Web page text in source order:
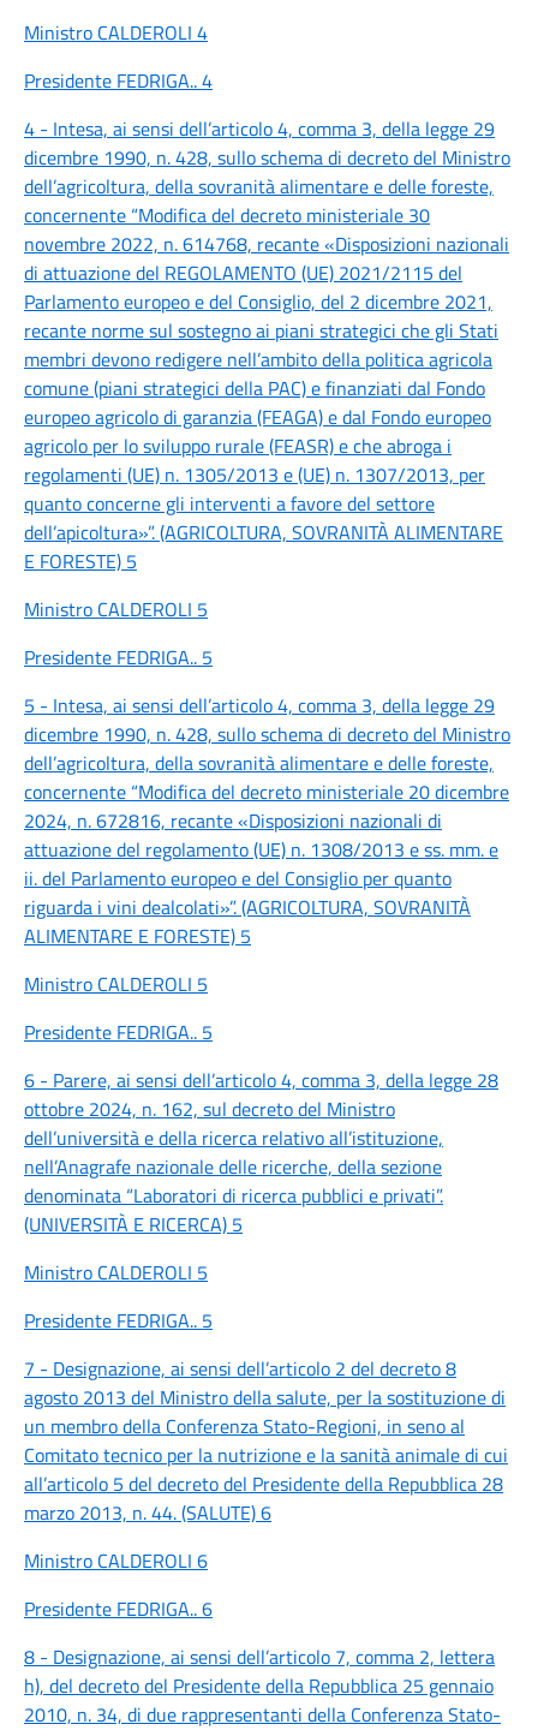
Ministro CALDEROLI 4
Presidente FEDRIGA.. 4
4 - Intesa, ai sensi dell’articolo 4, comma 3, della legge 29
dicembre 1990, n. 428, sullo schema di decreto del Ministro
dell’agricoltura, della sovranità alimentare e delle foreste,
concernente “Modifica del decreto ministeriale 30
novembre 2022, n. 614768, recante «Disposizioni nazionali
di attuazione del REGOLAMENTO (UE) 2021/2115 del
Parlamento europeo e del Consiglio, del 2 dicembre 2021,
recante norme sul sostegno ai piani strategici che gli Stati
membri devono redigere nell’ambito della politica agricola
comune (piani strategici della PAC) e finanziati dal Fondo
europeo agricolo di garanzia (FEAGA) e dal Fondo europeo
agricolo per lo sviluppo rurale (FEASR) e che abroga i
regolamenti (UE) n. 1305/2013 e (UE) n. 1307/2013, per
quanto concerne gli interventi a favore del settore
dell’apicoltura»”. (AGRICOLTURA, SOVRANITÀ ALIMENTARE
E FORESTE) 5
Ministro CALDEROLI 5
Presidente FEDRIGA.. 5
5 - Intesa, ai sensi dell’articolo 4, comma 3, della legge 29
dicembre 1990, n. 428, sullo schema di decreto del Ministro
dell’agricoltura, della sovranità alimentare e delle foreste,
concernente “Modifica del decreto ministeriale 20 dicembre
2024, n. 672816, recante «Disposizioni nazionali di
attuazione del regolamento (UE) n. 1308/2013 e ss. mm. e
ii. del Parlamento europeo e del Consiglio per quanto
riguarda i vini dealcolati»”. (AGRICOLTURA, SOVRANITÀ
ALIMENTARE E FORESTE) 5
Ministro CALDEROLI 5
Presidente FEDRIGA.. 5
6 - Parere, ai sensi dell’articolo 4, comma 3, della legge 28
ottobre 2024, n. 162, sul decreto del Ministro
dell’università e della ricerca relativo all’istituzione,
nell’Anagrafe nazionale delle ricerche, della sezione
denominata “Laboratori di ricerca pubblici e privati”.
(UNIVERSITÀ E RICERCA) 5
Ministro CALDEROLI 5
Presidente FEDRIGA.. 5
7 - Designazione, ai sensi dell’articolo 2 del decreto 8
agosto 2013 del Ministro della salute, per la sostituzione di
un membro della Conferenza Stato-Regioni, in seno al
Comitato tecnico per la nutrizione e la sanità animale di cui
all’articolo 5 del decreto del Presidente della Repubblica 28
marzo 2013, n. 44. (SALUTE) 6
Ministro CALDEROLI 6
Presidente FEDRIGA.. 6
8 - Designazione, ai sensi dell’articolo 7, comma 2, lettera
h), del decreto del Presidente della Repubblica 25 gennaio
2010, n. 34, di due rappresentanti della Conferenza Stato-